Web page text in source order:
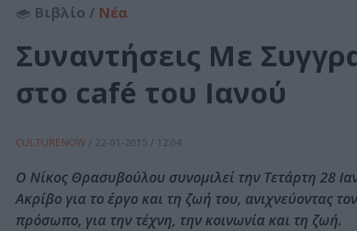
Βιβλίο / Νέα
Συναντήσεις Με
στο café του Ιανού
CULTURENOW / 22-01-2015 / 12:04
Ο Νίκος Θρασυβούλου συνομιλεί την Τετάρτη 28
Ακρίβο για το έργο και τη ζωή του,
πρόσωπο, για την τέχνη, την κοινωνία και τη ζωή.